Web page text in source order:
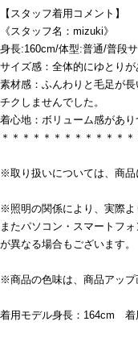
【スタッフ着用コメント】
《スタッフ名：mizuki》
身長:160cm/体型:普通/普段
サイズ感：全体的にゆとり
素材感：ふんわりと毛足が
チクしませんでした。
着心地：ボリューム感があ
＊＊＊＊＊＊＊＊＊＊＊＊
※取り扱いについては、商品
※照明の関係により、実際よ
またパソコン・スマートフ
が異なる場合もございます。
※商品の色味は、商品アップ
着用モデル身長：164cm 着